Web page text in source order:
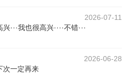
2026-07-11
···我也很高兴····不错···
2026-06-28
次一定再来